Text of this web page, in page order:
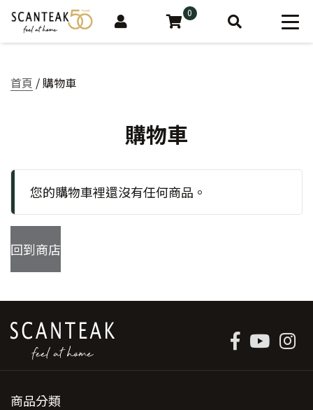
0
首頁 / 購物車
購物車
您的購物車裡還沒有任何商品。
回到商店
商品分類